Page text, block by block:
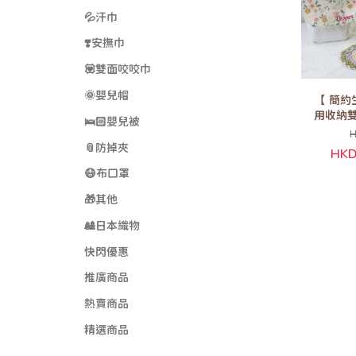
💦汗巾
❣️安撫巾
💟雙面咬咬巾
🌞嬰兒帽
🛌🏻嬰兒被
📎防掉夾
😷布口罩
🎁其他
🎎日本織物
快閃優惠
推廣商品
熱賣商品
精選商品
【 簡
用收納